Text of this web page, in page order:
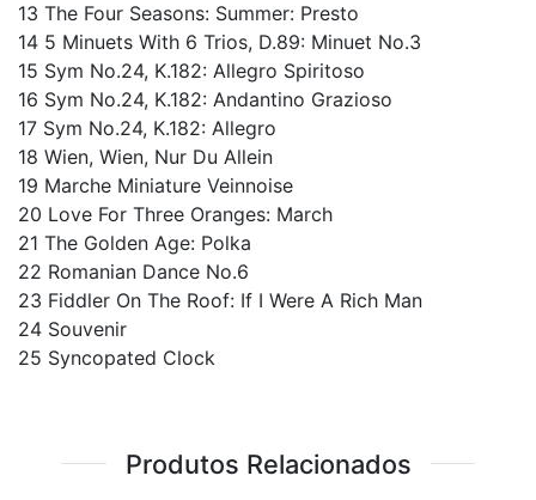
13 The Four Seasons: Summer: Presto
14 5 Minuets With 6 Trios, D.89: Minuet No.3
15 Sym No.24, K.182: Allegro Spiritoso
16 Sym No.24, K.182: Andantino Grazioso
17 Sym No.24, K.182: Allegro
18 Wien, Wien, Nur Du Allein
19 Marche Miniature Veinnoise
20 Love For Three Oranges: March
21 The Golden Age: Polka
22 Romanian Dance No.6
23 Fiddler On The Roof: If I Were A Rich Man
24 Souvenir
25 Syncopated Clock
Produtos Relacionados